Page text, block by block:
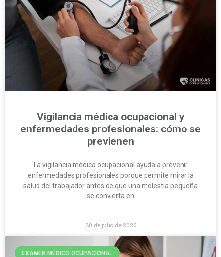
Vigilancia médica ocupacional y
enfermedades profesionales: cómo se
previenen
La vigilancia médica ocupacional ayuda a prevenir
enfermedades profesionales porque permite mirar la
salud del trabajador antes de que una molestia pequeña
se convierta en
20 de julio de 2026
EXAMEN MÉDICO OCUPACIONAL